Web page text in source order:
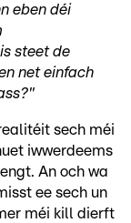
eben déi
steet de
net einfach
sech méi
iwwerdeems
An och wa
ee sech un
méi kill dierft